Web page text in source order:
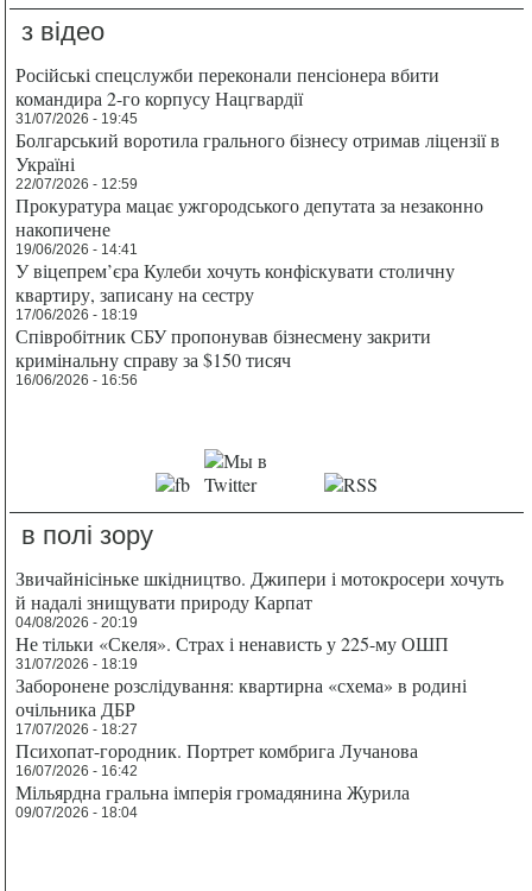
з відео
Російські спецслужби переконали пенсіонера вбити
командира 2-го корпусу Нацгвардії
31/07/2026 - 19:45
Болгарський воротила грального бізнесу отримав ліцензії в
Україні
22/07/2026 - 12:59
Прокуратура мацає ужгородського депутата за незаконно
накопичене
19/06/2026 - 14:41
У віцепрем’єра Кулеби хочуть конфіскувати столичну
квартиру, записану на сестру
17/06/2026 - 18:19
Співробітник СБУ пропонував бізнесмену закрити
кримінальну справу за $150 тисяч
16/06/2026 - 16:56
в полі зору
Звичайнісіньке шкідництво. Джипери і мотокросери хочуть
й надалі знищувати природу Карпат
04/08/2026 - 20:19
Не тільки «Скеля». Страх і ненависть у 225-му ОШП
31/07/2026 - 18:19
Заборонене розслідування: квартирна «схема» в родині
очільника ДБР
17/07/2026 - 18:27
Психопат-городник. Портрет комбрига Лучанова
16/07/2026 - 16:42
Мільярдна гральна імперія громадянина Журила
09/07/2026 - 18:04